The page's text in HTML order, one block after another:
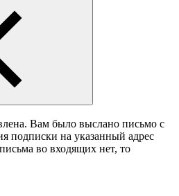
Вам было выслано письмо с
подписки на указанный адрес
во входящих нет, то